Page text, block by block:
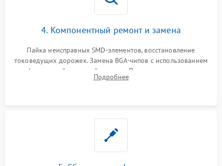
4. Компонентный ремонт и замена
Пайка неисправных SMD-элементов, восстановление
токоведущих дорожек. Замена BGA-чипов с использованием
инфракрасной паяльной станции. Прошивка микросхемы
BIOS или замена поврежденных портов USB
Подробнее